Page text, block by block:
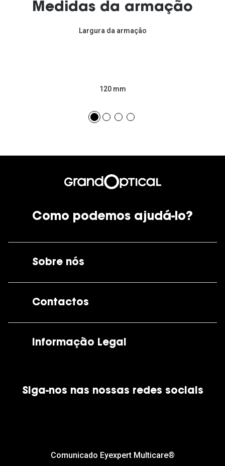
Medidas da armação
Largura da armação
120 mm
Como podemos ajudá-lo?
Sobre nós
Contactos
Informação Legal
Política de Cookies
Siga-nos nas nossas redes sociais
Comunicado Eyexpert Multicare®